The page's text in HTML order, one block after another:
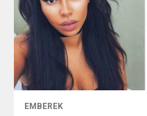
EMBEREK